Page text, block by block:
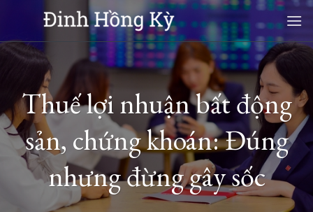
content
Thuế lợi nhuận bất động
sản, chứng khoán: Đúng
nhưng đừng gây sốc